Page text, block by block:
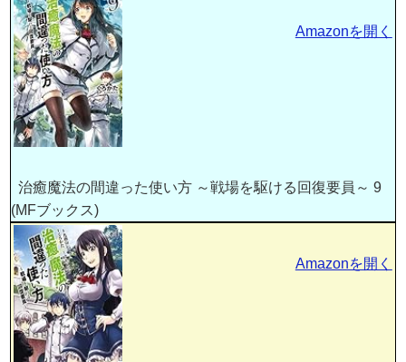
治癒魔法の間違った使い方 ～戦場を駆ける回復要員～ 9
(MFブックス)
Amazonを開く
Amazonを開く